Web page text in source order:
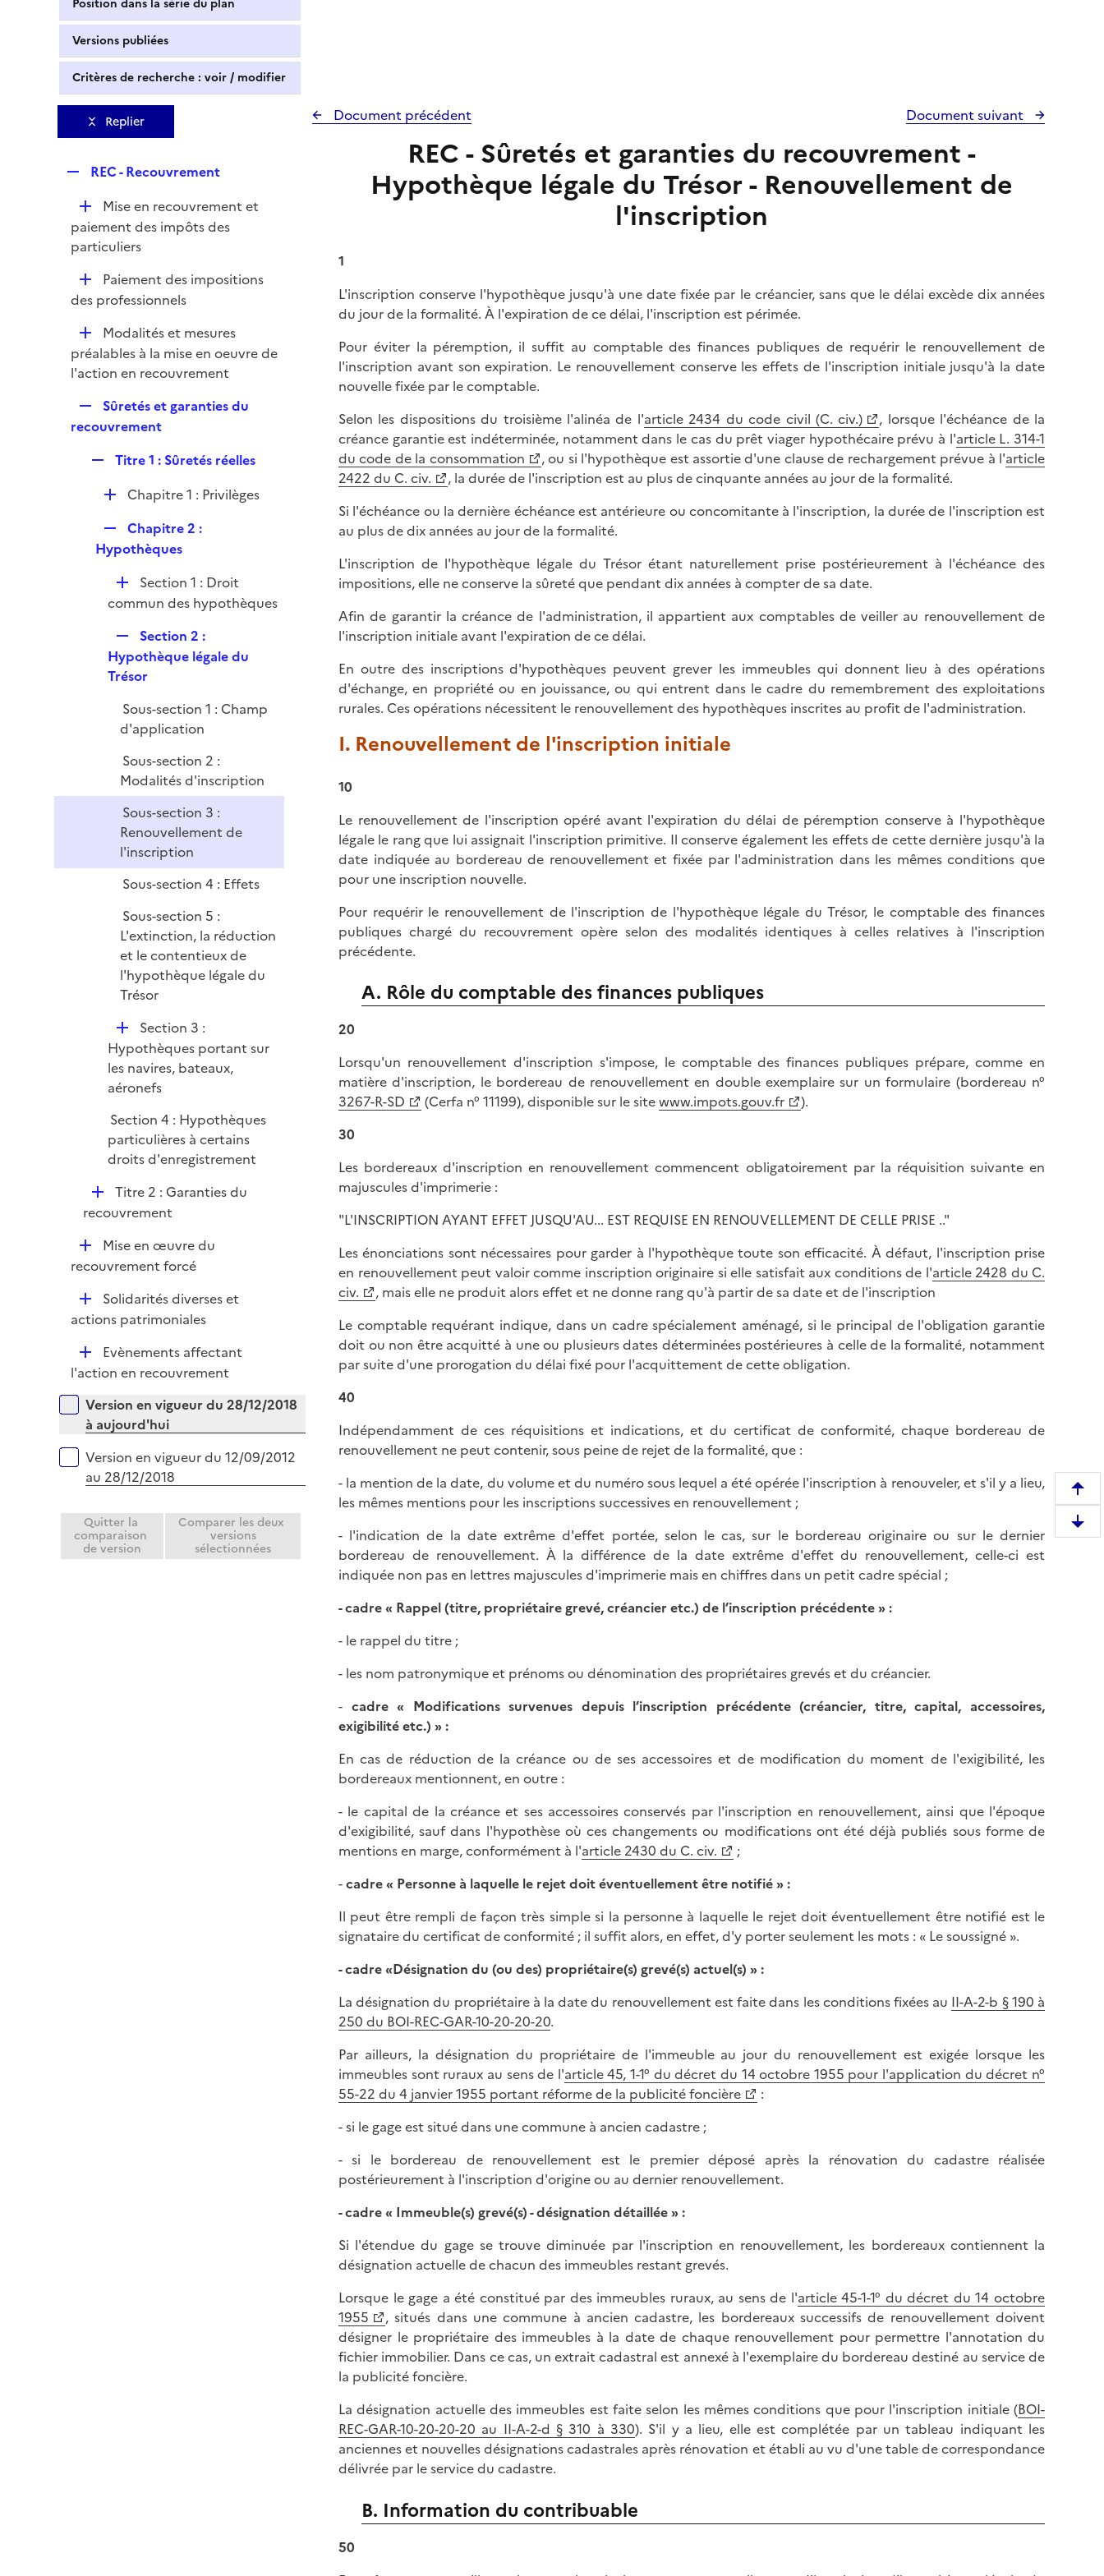
Position dans la série du plan
Versions publiées
Critères de recherche : voir / modifier
Replier
p
l
i
e
r
REC - Recouvrement
D
é
p
e
Mise en recouvrement et
paiement des impôts des
particuliers
D
é
i
e
Paiement des impositions
des professionnels
D
é
p
e
Modalités et mesures
préalables à la mise en oeuvre de
l'action en recouvrement
e
l
Sûretés et garanties du
recouvrement
p
e
Titre 1 : Sûretés réelles
D
p
l
i
e
r
Chapitre 1 : Privilèges
e
l
i
Chapitre 2 :
Hypothèques
D
é
i
e
Section 1 : Droit
commun des hypothèques
e
p
i
e
Section 2 :
Hypothèque légale du
Trésor
Sous-section 1 : Champ
d'application
Sous-section 2 :
Modalités d'inscription
Sous-section 3 :
Renouvellement de
l'inscription
Sous-section 4 : Effets
Sous-section 5 :
L'extinction, la réduction
et le contentieux de
l'hypothèque légale du
Trésor
D
é
p
l
e
r
Section 3 :
Hypothèques portant sur
les navires, bateaux,
aéronefs
Section 4 : Hypothèques
particulières à certains
droits d'enregistrement
D
é
l
i
e
r
Titre 2 : Garanties du
recouvrement
D
é
i
r
Mise en œuvre du
recouvrement forcé
D
é
i
e
r
Solidarités diverses et
actions patrimoniales
D
é
l
i
e
Evènements affectant
l'action en recouvrement
Versions sur la période
Version en vigueur du 28/12/2018
à aujourd'hui
Version en vigueur du 12/09/2012
au 28/12/2018
Quitter la
comparaison
de version
Comparer les deux
versions
sélectionnées
Document précédent Document suivant
REC - Sûretés et garanties du recouvrement -
Hypothèque légale du Trésor - Renouvellement de
l'inscription
1
L'inscription conserve l'hypothèque jusqu'à une date fixée par le créancier, sans que le délai excède dix années
du jour de la formalité. À l'expiration de ce délai, l'inscription est périmée.
Pour éviter la péremption, il suffit au comptable des finances publiques de requérir le renouvellement de
l'inscription avant son expiration. Le renouvellement conserve les effets de l'inscription initiale jusqu'à la date
nouvelle fixée par le comptable.
Selon les dispositions du troisième l'alinéa de l'article 2434 du code civil (C. civ.)
, lorsque l'échéance de la
créance garantie est indéterminée, notamment dans le cas du prêt viager hypothécaire prévu à l'article L. 314-1
du code de la consommation
, ou si l'hypothèque est assortie d'une clause de rechargement prévue à l'article
2422 du C. civ.
, la durée de l'inscription est au plus de cinquante années au jour de la formalité.
Si l'échéance ou la dernière échéance est antérieure ou concomitante à l'inscription, la durée de l'inscription est
au plus de dix années au jour de la formalité.
L'inscription de l'hypothèque légale du Trésor étant naturellement prise postérieurement à l'échéance des
impositions, elle ne conserve la sûreté que pendant dix années à compter de sa date.
Afin de garantir la créance de l'administration, il appartient aux comptables de veiller au renouvellement de
l'inscription initiale avant l'expiration de ce délai.
En outre des inscriptions d'hypothèques peuvent grever les immeubles qui donnent lieu à des opérations
d'échange, en propriété ou en jouissance, ou qui entrent dans le cadre du remembrement des exploitations
rurales. Ces opérations nécessitent le renouvellement des hypothèques inscrites au profit de l'administration.
I. Renouvellement de l'inscription initiale
10
Le renouvellement de l'inscription opéré avant l'expiration du délai de péremption conserve à l'hypothèque
légale le rang que lui assignait l'inscription primitive. Il conserve également les effets de cette dernière jusqu'à la
date indiquée au bordereau de renouvellement et fixée par l'administration dans les mêmes conditions que
pour une inscription nouvelle.
Pour requérir le renouvellement de l'inscription de l'hypothèque légale du Trésor, le comptable des finances
publiques chargé du recouvrement opère selon des modalités identiques à celles relatives à l'inscription
précédente.
A. Rôle du comptable des finances publiques
20
Lorsqu'un renouvellement d'inscription s'impose, le comptable des finances publiques prépare, comme en
matière d'inscription, le bordereau de renouvellement en double exemplaire sur un formulaire (bordereau n°
3267-R-SD
(Cerfa n° 11199), disponible sur le sitewww.impots.gouv.fr
).
30
Les bordereaux d'inscription en renouvellement commencent obligatoirement par la réquisition suivante en
majuscules d'imprimerie :
"L'INSCRIPTION AYANT EFFET JUSQU'AU... EST REQUISE EN RENOUVELLEMENT DE CELLE PRISE .."
Les énonciations sont nécessaires pour garder à l'hypothèque toute son efficacité. À défaut, l'inscription prise
en renouvellement peut valoir comme inscription originaire si elle satisfait aux conditions de l'article 2428 du C.
civ.
, mais elle ne produit alors effet et ne donne rang qu'à partir de sa date et de l'inscription
Le comptable requérant indique, dans un cadre spécialement aménagé, si le principal de l'obligation garantie
doit ou non être acquitté à une ou plusieurs dates déterminées postérieures à celle de la formalité, notamment
par suite d'une prorogation du délai fixé pour l'acquittement de cette obligation.
40
Indépendamment de ces réquisitions et indications, et du certificat de conformité, chaque bordereau de
renouvellement ne peut contenir, sous peine de rejet de la formalité, que :
- la mention de la date, du volume et du numéro sous lequel a été opérée l'inscription à renouveler, et s'il y a lieu,
les mêmes mentions pour les inscriptions successives en renouvellement ;
- l'indication de la date extrême d'effet portée, selon le cas, sur le bordereau originaire ou sur le dernier
bordereau de renouvellement. À la différence de la date extrême d'effet du renouvellement, celle-ci est
indiquée non pas en lettres majuscules d'imprimerie mais en chiffres dans un petit cadre spécial ;
- cadre« Rappel (titre, propriétaire grevé, créancier etc.) de l’inscription précédente» :
- le rappel du titre ;
- les nom patronymique et prénoms ou dénomination des propriétaires grevés et du créancier.
- cadre« Modifications survenues depuis l’inscription précédente (créancier, titre, capital, accessoires,
exigibilité etc.) » :
En cas de réduction de la créance ou de ses accessoires et de modification du moment de l'exigibilité, les
bordereaux mentionnent, en outre :
- le capital de la créance et ses accessoires conservés par l'inscription en renouvellement, ainsi que l'époque
d'exigibilité, sauf dans l'hypothèse où ces changements ou modifications ont été déjà publiés sous forme de
mentions en marge, conformément à l'article 2430 du C. civ.
;
-cadre« Personne à laquelle le rejet doit éventuellement être notifié» :
Il peut être rempli de façon très simple si la personne à laquelle le rejet doit éventuellement être notifié est le
signataire du certificat de conformité ; il suffit alors, en effet, d'y porter seulement les mots : « Le soussigné ».
- cadre «Désignation du (ou des) propriétaire(s) grevé(s) actuel(s) » :
La désignation du propriétaire à la date du renouvellement est faite dans les conditions fixées au II-A-2-b § 190 à
250 du BOI-REC-GAR-10-20-20-20.
Par ailleurs, la désignation du propriétaire de l'immeuble au jour du renouvellement est exigée lorsque les
immeubles sont ruraux au sens de l'article 45, 1-1° du décret du 14 octobre 1955 pour l'application du décret n°
55-22 du 4 janvier 1955 portant réforme de la publicité foncière
:
- si le gage est situé dans une commune à ancien cadastre ;
- si le bordereau de renouvellement est le premier déposé après la rénovation du cadastre réalisée
postérieurement à l'inscription d'origine ou au dernier renouvellement.
- cadre « Immeuble(s) grevé(s) - désignation détaillée » :
Si l'étendue du gage se trouve diminuée par l'inscription en renouvellement, les bordereaux contiennent la
désignation actuelle de chacun des immeubles restant grevés.
Lorsque le gage a été constitué par des immeubles ruraux, au sens de l'article 45-1-1° du décret du 14 octobre
1955
, situés dans une commune à ancien cadastre, les bordereaux successifs de renouvellement doivent
désigner le propriétaire des immeubles à la date de chaque renouvellement pour permettre l'annotation du
fichier immobilier. Dans ce cas, un extrait cadastral est annexé à l'exemplaire du bordereau destiné au service de
la publicité foncière.
La désignation actuelle des immeubles est faite selon les mêmes conditions que pour l'inscription initiale (BOI-
REC-GAR-10-20-20-20 au II-A-2-d § 310 à 330). S'il y a lieu, elle est complétée par un tableau indiquant les
anciennes et nouvelles désignations cadastrales après rénovation et établi au vu d'une table de correspondance
délivrée par le service du cadastre.
B. Information du contribuable
50
e
m
D